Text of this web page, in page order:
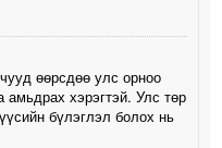
өөрсдөө улс орноо
хэрэгтэй. Улс төр
бүлэглэл болох нь